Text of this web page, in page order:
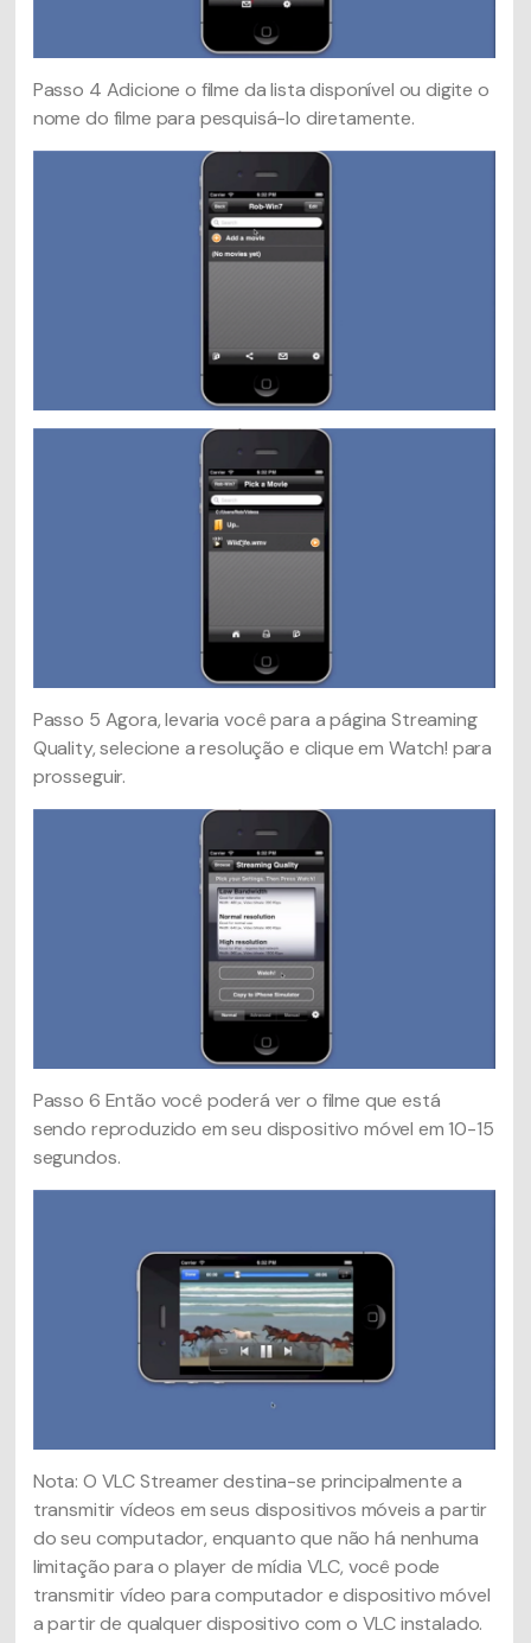
Passo 4 Adicione o filme da lista disponível ou digite o
nome do filme para pesquisá-lo diretamente.
Passo 5 Agora, levaria você para a página Streaming
Quality, selecione a resolução e clique em Watch! para
prosseguir.
Passo 6 Então você poderá ver o filme que está
sendo reproduzido em seu dispositivo móvel em 10-15
segundos.
Nota: O VLC Streamer destina-se principalmente a
transmitir vídeos em seus dispositivos móveis a partir
do seu computador, enquanto que não há nenhuma
limitação para o player de mídia VLC, você pode
transmitir vídeo para computador e dispositivo móvel
a partir de qualquer dispositivo com o VLC instalado.